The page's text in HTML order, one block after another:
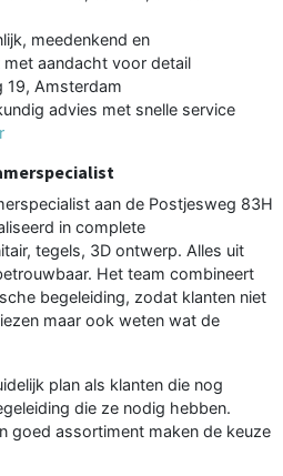
meedenkend en
aandacht voor detail
19, Amsterdam
advies met snelle service
aan de Postjesweg 83H
in complete
tegels, 3D ontwerp. Alles uit
Het team combineert
begeleiding, zodat klanten niet
maar ook weten wat de
plan als klanten die nog
die ze nodig hebben.
goed assortiment maken de keuze